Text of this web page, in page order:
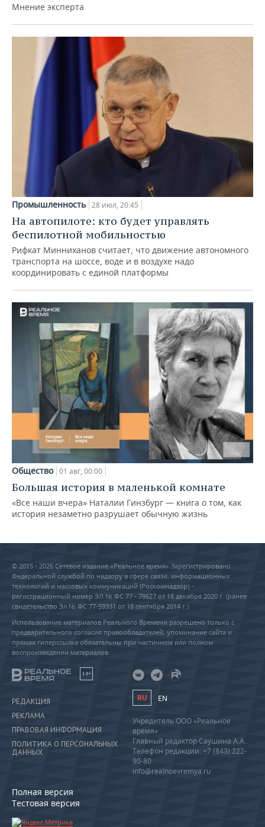
Мнение эксперта
Промышленность 28 июл, 20:45
На автопилоте: кто будет управлять
беспилотной мобильностью
Рифкат Минниханов считает, что движение автономного
транспорта на шоссе, воде и в воздухе надо
координировать с единой платформы
Общество 01 авг, 00:00
Большая история в маленькой комнате
«Все наши вчера» Наталии Гинзбург — книга о том, как
история незаметно разрушает обычную жизнь
© 2015 - 2026 Сетевое издание «Реальное время» Зарегистрировано
Федеральной службой по надзору в сфере связи, информационных
технологий и массовых коммуникаций (Роскомнадзор) –
регистрационный номер ЭЛ № ФС 77 - 79627 от 18 декабря 2020 г. (ранее
свидетельство Эл № ФС 77-59331 от 18 сентября 2014 г.)
Использование материалов Реального Времени разрешено только с
предварительного согласия правообладателей, упоминание сайта и
прямая гиперссылка обязательны при частичном или полном
воспроизведении материалов.
18+
РЕДАКЦИЯ
РЕКЛАМА
ПРАВОВАЯ ИНФОРМАЦИЯ
ПОЛИТИКА О ПЕРСОНАЛЬНЫХ
ДАННЫХ
Полная версия
Тестовая версия
RU EN
Учредитель ООО «Реальное
время»
Главный редактор Саушина А.А.
Телефон редакции: +7 (843) 222-
90-80
info@realnoevremya.ru